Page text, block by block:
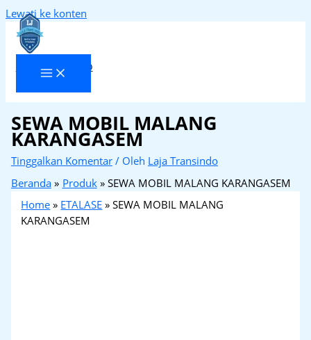
Lewati ke konten
Laja Transindo
SEWA MOBIL MALANG
KARANGASEM
Tinggalkan Komentar / Oleh Laja Transindo
Beranda
Produk
SEWA MOBIL MALANG KARANGASEM
Home » ETALASE »SEWA MOBIL MALANG
KARANGASEM